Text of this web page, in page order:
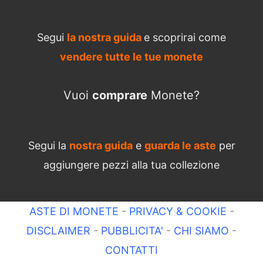
Segui la nostra guida e scoprirai come
vendere tutte le tue monete
Vuoi comprare Monete?
Segui la nostra guidae guarda le aste per
aggiungere pezzi alla tua collezione
ASTE DI MONETE - PRIVACY & COOKIE -
DISCLAIMER - PUBBLICITA' - CHI SIAMO -
CONTATTI